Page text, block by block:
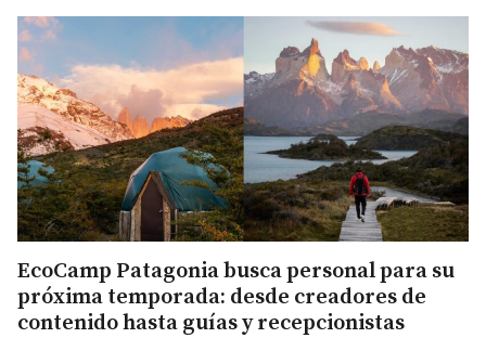
EcoCamp Patagonia busca personal para su
próxima temporada: desde creadores de
contenido hasta guías y recepcionistas